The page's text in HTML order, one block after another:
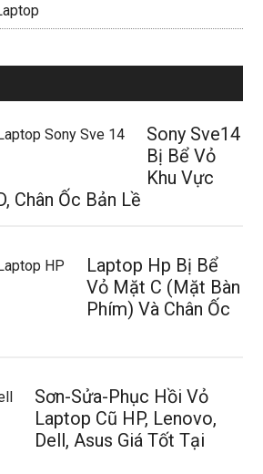
Sony Sve14
Bị Bể Vỏ
Khu Vực
Chân Ốc Bản Lề
Laptop Hp Bị Bể
Vỏ Mặt C (Mặt Bàn
Phím) Và Chân Ốc
Sơn-Sửa-Phục Hồi Vỏ
Laptop Cũ HP, Lenovo,
Dell, Asus Giá Tốt Tại